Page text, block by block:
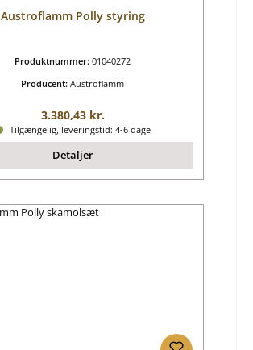
Austroflamm Polly styring
Produktnummer: 01040272
Producent: Austroflamm
Almindelig pris:
3.380,43 kr.
Tilgængelig, leveringstid: 4-6 dage
Detaljer